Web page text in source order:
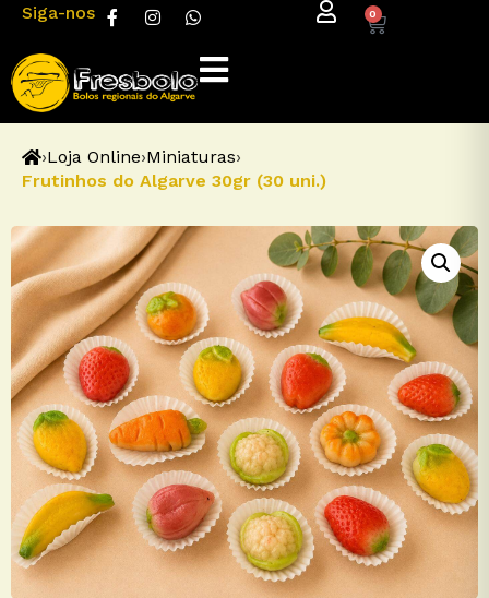
Siga-nos 0
›Loja Online›Miniaturas›
Frutinhos do Algarve 30gr (30 uni.)